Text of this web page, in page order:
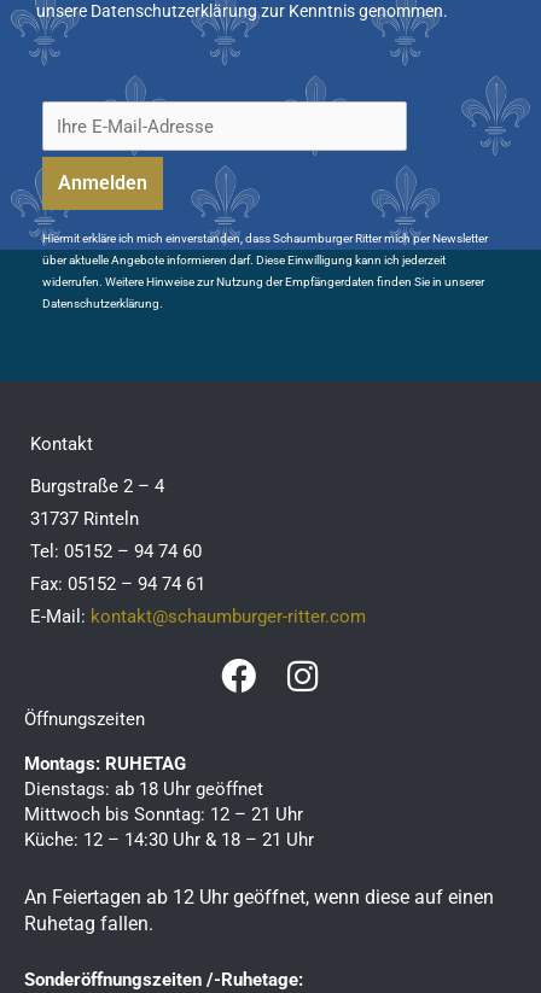
unsere Datenschutzerklärung zur Kenntnis genommen.
Hiermit erkläre ich mich einverstanden, dass Schaumburger Ritter mich per Newsletter
über aktuelle Angebote informieren darf. Diese Einwilligung kann ich jederzeit
widerrufen. Weitere Hinweise zur Nutzung der Empfängerdaten finden Sie in unserer
Datenschutzerklärung.
Kontakt
Burgstraße 2 – 4
31737 Rinteln
Tel: 05152 – 94 74 60
Fax: 05152 – 94 74 61
E-Mail: kontakt@schaumburger-ritter.com
F
e
b
o
o
I
a
g
r
Öffnungszeiten
Montags: RUHETAG
Dienstags: ab 18 Uhr geöffnet
Mittwoch bis Sonntag: 12 – 21 Uhr
Küche: 12 – 14:30 Uhr & 18 – 21 Uhr
An Feiertagen ab 12 Uhr geöffnet, wenn diese auf einen
Ruhetag fallen.
Sonderöffnungszeiten /-Ruhetage: